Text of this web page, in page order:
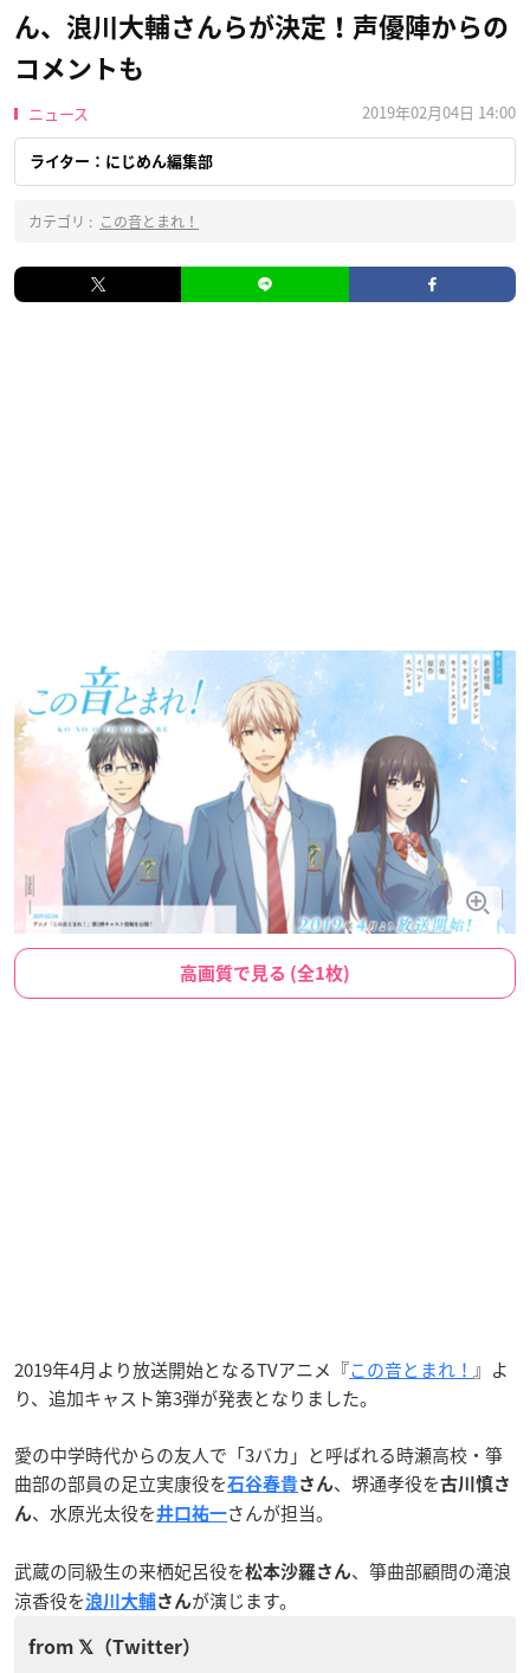
ん、浪川大輔さんらが決定！声優陣からの
コメントも
ニュース 2019年02月04日 14:00
ライター：にじめん編集部
カテゴリ : この音とまれ！
高画質で見る (全1枚)
2019年4月より放送開始となるTVアニメ『この音とまれ！ 』よ
り、追加キャスト第3弾が発表となりました。
愛の中学時代からの友人で「3バカ」と呼ばれる時瀬高校・箏
曲部の部員の足立実康役を石谷春貴さん、堺通孝役を古川慎さ
ん、水原光太役を井口祐一さんが担当。
武蔵の同級生の来栖妃呂役を松本沙羅さん、箏曲部顧問の滝浪
涼香役を浪川大輔さんが演じます。